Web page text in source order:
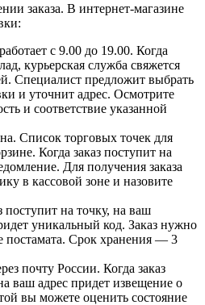
заказа. В интернет-магазине
с 9.00 до 19.00. Когда
курьерская служба свяжется
Специалист предложит выбрать
и уточнит адрес. Осмотрите
и соответствие указанной
Список торговых точек для
Когда заказ поступит на
Для получения заказа
в кассовой зоне и назовите
поступит на точку, на ваш
уникальный код. Заказ нужно
постамата. Срок хранения — 3
почту России. Когда заказ
ваш адрес придет извещение о
вы можете оценить состояние